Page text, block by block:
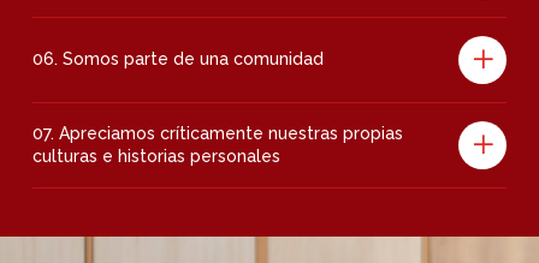
06. Somos parte de una comunidad
07. Apreciamos críticamente nuestras propias
culturas e historias personales